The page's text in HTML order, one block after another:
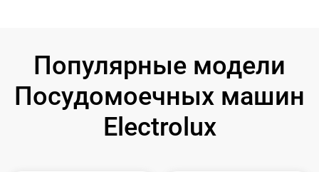
Популярные модели
Посудомоечных машин
Electrolux